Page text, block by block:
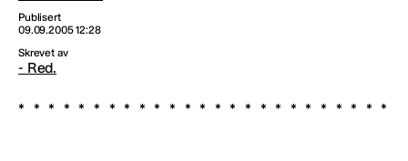
Publisert
09.09.2005 12:28
Skrevet av
- Red.